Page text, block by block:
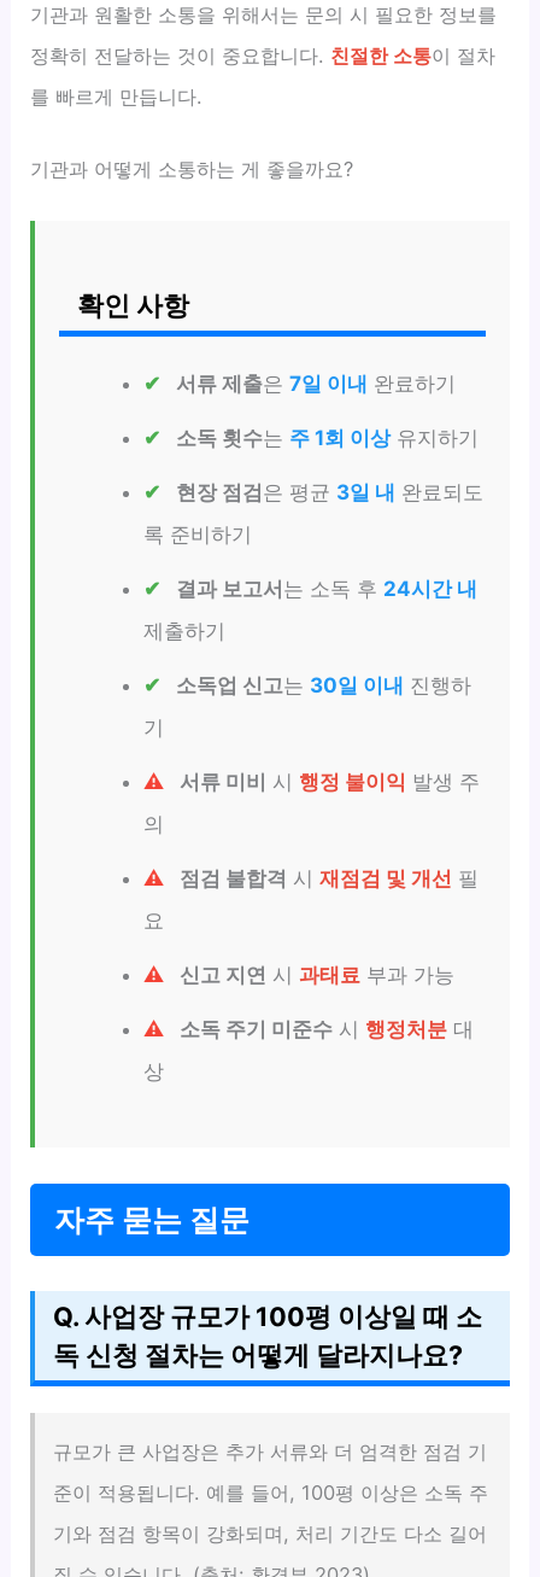
기관과 원활한 소통을 위해서는 문의 시 필요한 정보를
정확히 전달하는 것이 중요합니다. 친절한 소통이 절차
를 빠르게 만듭니다.
기관과 어떻게 소통하는 게 좋을까요?
확인 사항
서류 제출은 7일 이내 완료하기
소독 횟수는 주 1회 이상유지하기
현장 점검 은 평균 3일 내 완료되도
록 준비하기
결과 보고서 는 소독 후 24시간 내
제출하기
소독업 신고는 30일 이내 진행하
기
서류 미비 시 행정 불이익 발생 주
의
점검 불합격 시 재점검 및 개선 필
요
신고 지연 시 과태료부과 가능
소독 주기 미준수시 행정처분대
상
자주 묻는 질문
Q. 사업장 규모가 100평 이상일 때 소
독 신청 절차는 어떻게 달라지나요?
규모가 큰 사업장은 추가 서류와 더 엄격한 점검 기
준이 적용됩니다. 예를 들어, 100평 이상은 소독 주
기와 점검 항목이 강화되며, 처리 기간도 다소 길어